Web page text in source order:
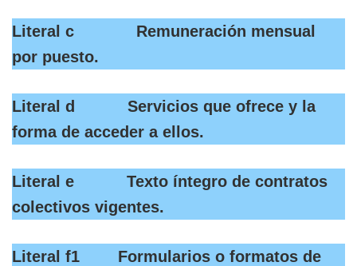
Literal c Remuneración mensual
por puesto.
Literal d Servicios que ofrece y la
forma de acceder a ellos.
Literal e Texto íntegro de contratos
colectivos vigentes.
Literal f1 Formularios o formatos de